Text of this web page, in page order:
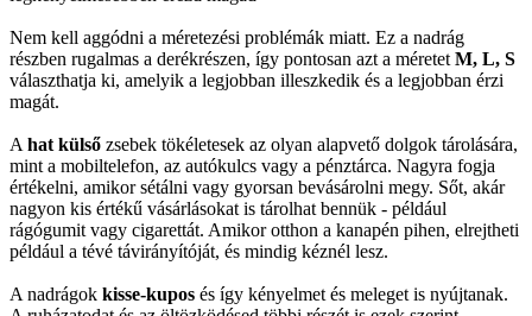
Nem kell aggódni a méretezési problémák miatt. Ez a nadrág
részben rugalmas a derékrészen, így pontosan azt a méretet M, L, S
választhatja ki, amelyik a legjobban illeszkedik és a legjobban érzi
magát.
A hat külső zsebek tökéletesek az olyan alapvető dolgok tárolására,
mint a mobiltelefon, az autókulcs vagy a pénztárca. Nagyra fogja
értékelni, amikor sétálni vagy gyorsan bevásárolni megy. Sőt, akár
nagyon kis értékű vásárlásokat is tárolhat bennük - például
rágógumit vagy cigarettát. Amikor otthon a kanapén pihen, elrejtheti
például a tévé távirányítóját, és mindig kéznél lesz.
A nadrágok kisse-kupos és így kényelmet és meleget is nyújtanak.